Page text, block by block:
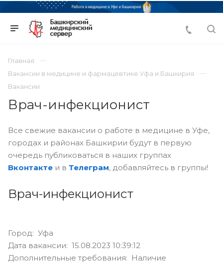
Главная
Вакансии в медицине и фармацевтике Уфа и Башкирия
Вакансии
Врач-инфекционист
Все свежие вакансии о работе в медицине в Уфе,
городах и районах Башкирии будут в первую
очередь публиковаться в наших группах
Вконтакте и в Телеграм, добавляйтесь в группы!
Врач-инфекционист
Город: Уфа
Дата вакансии: 15.08.2023 10:39:12
Дополнительные требования: Наличие